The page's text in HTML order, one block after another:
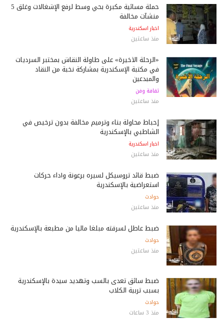
حملة مسائية مكبرة بحي وسط لرفع الإشغالات وغلق 5
منشآت مخالفة
اخبار اسكندرية
منذ ساعتين
«الرحلة الأخيرة» على طاولة النقاش بمختبر السرديات
في مكتبة الإسكندرية بمشاركة نخبة من النقاد
والمبدعين
ثقافة وفن
منذ ساعتين
إحباط محاولة بناء وترميم مخالفة بدون ترخيص في
الشاطبي بالإسكندرية
اخبار اسكندرية
منذ ساعتين
ضبط قائد تروسيكل لسيره برعونة وأداء حركات
استعراضية بالإسكندرية
حوادث
منذ ساعتين
ضبط عاطل لسرقته مبلغاً مالياً من مطبعة بالإسكندرية
حوادث
منذ ساعتين
ضبط سائق تعدى بالسب وتهديد سيدة بالإسكندرية
بسبب تربية الكلاب
حوادث
منذ 3 ساعات